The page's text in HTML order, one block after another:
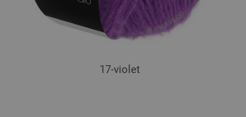
17-violet